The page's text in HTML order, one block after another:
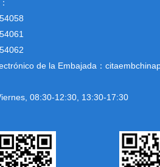
de la Embajada：
08:30-12:30, 13:30-17:30